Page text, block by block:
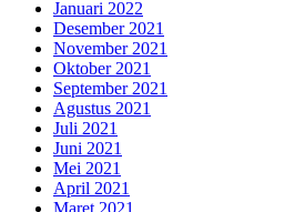
Januari 2022
Desember 2021
November 2021
Oktober 2021
September 2021
Agustus 2021
Juli 2021
Juni 2021
Mei 2021
April 2021
Maret 2021